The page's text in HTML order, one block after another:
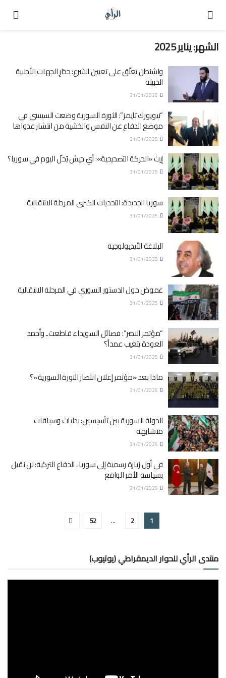
الشهر:يناير 2025
واشنطن تعلّق على تعيين الشرع: حذارِ الجهات الأجنبية
الخبيثة
“نيويورك تايمز”: الثورة السورية وضعت السيسي في
موضع الدفاع عن النفس والخشية من انتشار عدواها
إرث «الحركة التصحيحية»: أيّ جيش يُحلّ اليوم في سوريا؟
سوريا الجديدة: التحديات الكبرى للمرحلة الانتقالية
البلاغة الأيديولوجية
غموض حول الدستور السوري في المرحلة الانتقالية
“مؤتمر النصر”: فصائل السويداء قاطعت.. وأحمد
العودة يتغيب عمداً؟
ماذا بعد «مؤتمر إعلان انتصار الثورة السورية»؟
الدولة السورية بين تأسيسين: بدايات وسياقات
متشابهة
في أول زيارة رسمية إلى سوريا.. الدفاع التركية: لن نقبل
بسياسة الأمر الواقع
1
2
…
52
منتدى الرأي للحوار الديمقراطي (يوتيوب)